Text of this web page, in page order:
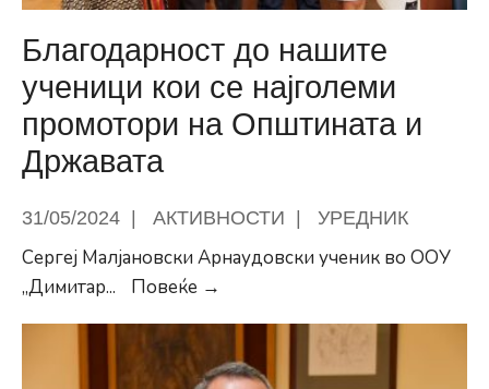
Благодарност до нашите
ученици кои се најголеми
промотори на Општината и
Државата
31/05/2024 | АКТИВНОСТИ | УРЕДНИК
Сергеј Малјановски Арнаудовски ученик во ООУ
„Димитар... Повеќе →
ученици